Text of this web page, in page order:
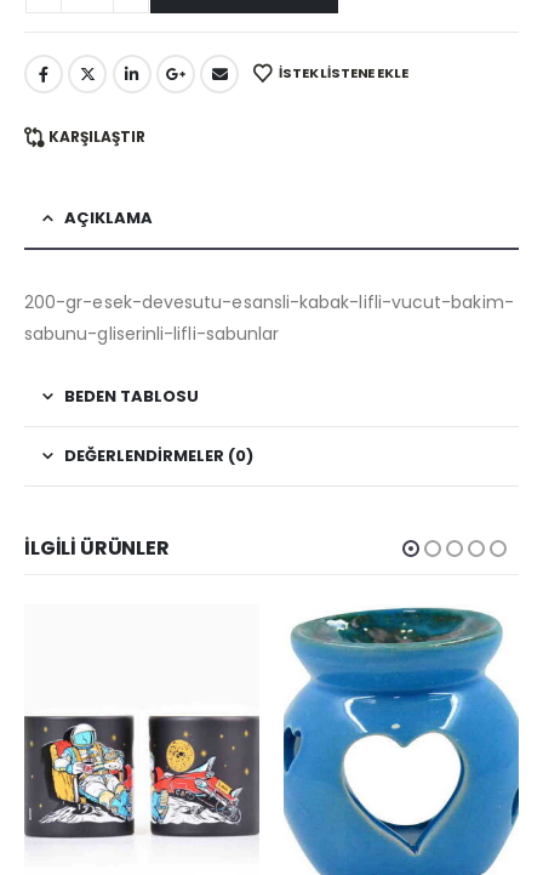
İSTEK LISTENE EKLE
KARŞILAŞTIR
AÇIKLAMA
200-gr-esek-devesutu-esansli-kabak-lifli-vucut-bakim-
sabunu-gliserinli-lifli-sabunlar
BEDEN TABLOSU
DEĞERLENDIRMELER (0)
İLGILI ÜRÜNLER